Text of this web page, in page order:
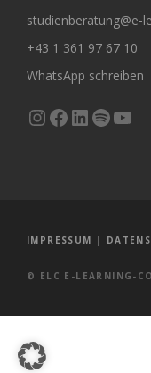
studienberatung@e-
+43 1 361 97 67 10
WhatsApp schreiben
Instagram
Facebook
LinkedIn
Spotify
IMPRESSUM |
© ELC E-LEARNING-